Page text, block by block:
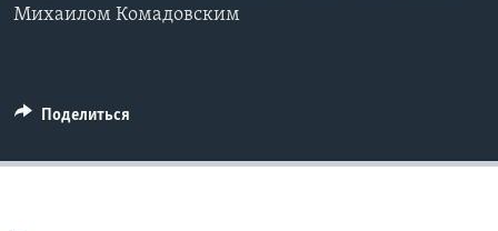
Михаилом Комадовским
Поделиться